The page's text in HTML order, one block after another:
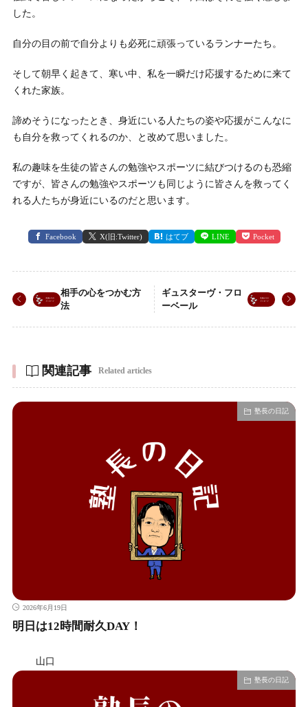
した。
自分の目の前で自分よりも必死に頑張っているランナーたち。
そして朝早く起きて、寒い中、私を一瞬だけ応援するために来て
くれた家族。
諦めそうになったとき、身近にいる人たちの姿や応援がこんなに
も自分を救ってくれるのか、と改めて思いました。
私の趣味を生徒の皆さんの勉強やスポーツに結びつけるのも恐縮
ですが、皆さんの勉強やスポーツも同じように皆さんを救ってく
れる人たちが身近にいるのだと思います。
Facebook X(旧:Twitter) はてブ LINE Pocket
相手の心をつかむ方
法
ギュスターヴ・フロ
ーベール
関連記事 Related articles
塾長の日記
2026年6月19日
明日は12時間耐久DAY！
山口
塾長の日記